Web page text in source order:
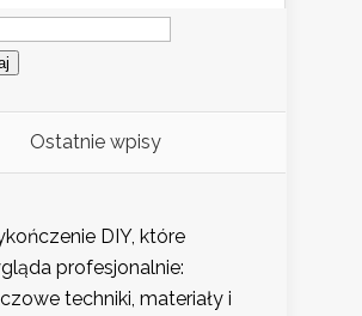
Ostatnie wpisy
DIY, które
profesjonalnie:
techniki, materiały i